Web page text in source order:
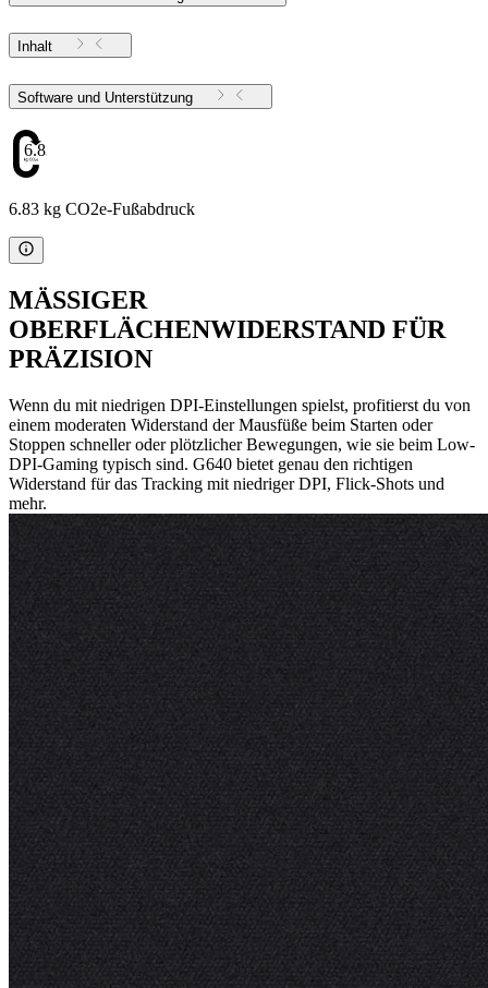
Inhalt
Software und Unterstützung
6.83
6.83 kg CO2e-Fußabdruck
MÄSSIGER
OBERFLÄCHENWIDERSTAND FÜR
PRÄZISION
Wenn du mit niedrigen DPI-Einstellungen spielst, profitierst du von
einem moderaten Widerstand der Mausfüße beim Starten oder
Stoppen schneller oder plötzlicher Bewegungen, wie sie beim Low-
DPI-Gaming typisch sind. G640 bietet genau den richtigen
Widerstand für das Tracking mit niedriger DPI, Flick-Shots und
mehr.